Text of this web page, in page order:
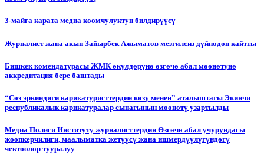
3-майга карата медиа коомчулуктун билдирүүсү
Журналист жана акын Зайырбек Ажыматов мезгилсиз дүйнөдөн кайтты
Бишкек комендатурасы ЖМК өкүлдөрүнө өзгөчө абал мөөнөтүнө
аккредитация бере баштады
“Сөз эркиндиги карикатуристтердин көзү менен” аталыштагы Экинчи
республикалык карикатуралар сынагынын мөөнөтү узартылды
Медиа Полиси Институту журналисттердин Өзгөчө абал учурундагы
жоопкерчилиги, маалыматка жетүүсү жана ишмердүүлүгүндөгү
чектөөлөр тууралуу